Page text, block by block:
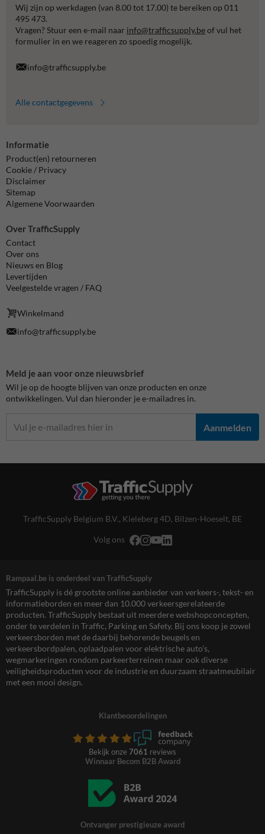
Wij zijn op werkdagen (van 8.00 tot 17.00) te bereiken op 011
495 473.
Vragen? Stuur een e-mail naar info@trafficsupply.beof vul het
formulier in en we reageren zo spoedig mogelijk.
info@trafficsupply.be
Alle contactgegevens
Informatie
Product(en) retourneren
Cookie / Privacy
Disclaimer
Sitemap
Algemene Voorwaarden
Over TrafficSupply
Contact
Over ons
Nieuws en Blog
Levertijden
Veelgestelde vragen / FAQ
Winkelmand
info@trafficsupply.be
Meld je aan voor onze nieuwsbrief
Wil je op de hoogte blijven van onze producten en onze
ontwikkelingen. Vul dan hieronder je e-mailadres in.
Aanmelden
TrafficSupply Belgium B.V., Kieleberg 4D, Bilzen-Hoeselt, BE
Volg ons
Rampaal.be is onderdeel van TrafficSupply
TrafficSupply is dé grootste online aanbieder van verkeers-, tekst- en
informatieborden en meer dan 10.000 verkeersgerelateerde
producten. TrafficSupply bestaat uit meerdere webshopconcepten,
onder te verdelen in Traffic, Parking en Safety. Bij ons koop je zowel
verkeersborden met de daarbij behorende beugels en
verkeersbordpalen, oplaadpalen voor elektrische auto’s,
wegmarkeringen rondom parkeerterreinen maar ook diverse
veiligheidsproducten voor de industrie en duurzaam straatmeubilair
met een mooi design.
Klantbeoordelingen
Bekijk onze 7061 reviews
Winnaar Becom B2B Award
Ontvanger prestigieuze award